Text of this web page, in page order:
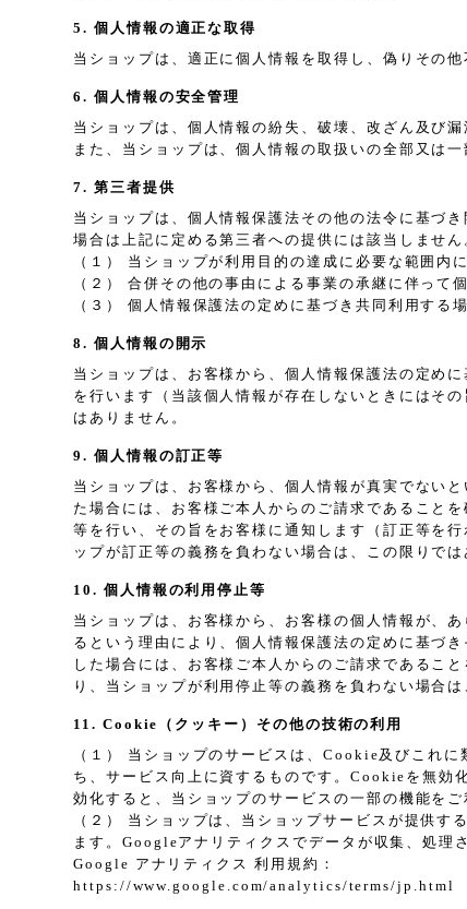
5. 個人情報の適正な取得
当ショップは、適正に個人情報を取得し、偽りその
6. 個人情報の安全管理
当ショップは、個人情報の紛失、破壊、改ざん及び
また、当ショップは、個人情報の取扱いの全部又は
7. 第三者提供
当ショップは、個人情報保護法その他の法令に基づ
場合は上記に定める第三者への提供には該当しません
（１） 当ショップが利用目的の達成に必要な範囲
（２） 合併その他の事由による事業の承継に伴って
（３） 個人情報保護法の定めに基づき共同利用する
8. 個人情報の開示
当ショップは、お客様から、個人情報保護法の定め
を行います（当該個人情報が存在しないときにはそ
はありません。
9. 個人情報の訂正等
当ショップは、お客様から、個人情報が真実でない
た場合には、お客様ご本人からのご請求であること
等を行い、その旨をお客様に通知します（訂正等を
ップが訂正等の義務を負わない場合は、この限りでは
10. 個人情報の利用停止等
当ショップは、お客様から、お客様の個人情報が、
るという理由により、個人情報保護法の定めに基づ
した場合には、お客様ご本人からのご請求であるこ
り、当ショップが利用停止等の義務を負わない場合は
11. Cookie（クッキー）その他の技術の利用
（１） 当ショップのサービスは、Cookie及びこれ
ち、サービス向上に資するものです。Cookieを無効
効化すると、当ショップのサービスの一部の機能を
（２） 当ショップは、当ショップサービスが提供
ます。Googleアナリティクスでデータが収集、処理
Google アナリティクス 利用規約：
https://www.google.com/analytics/terms/jp.html